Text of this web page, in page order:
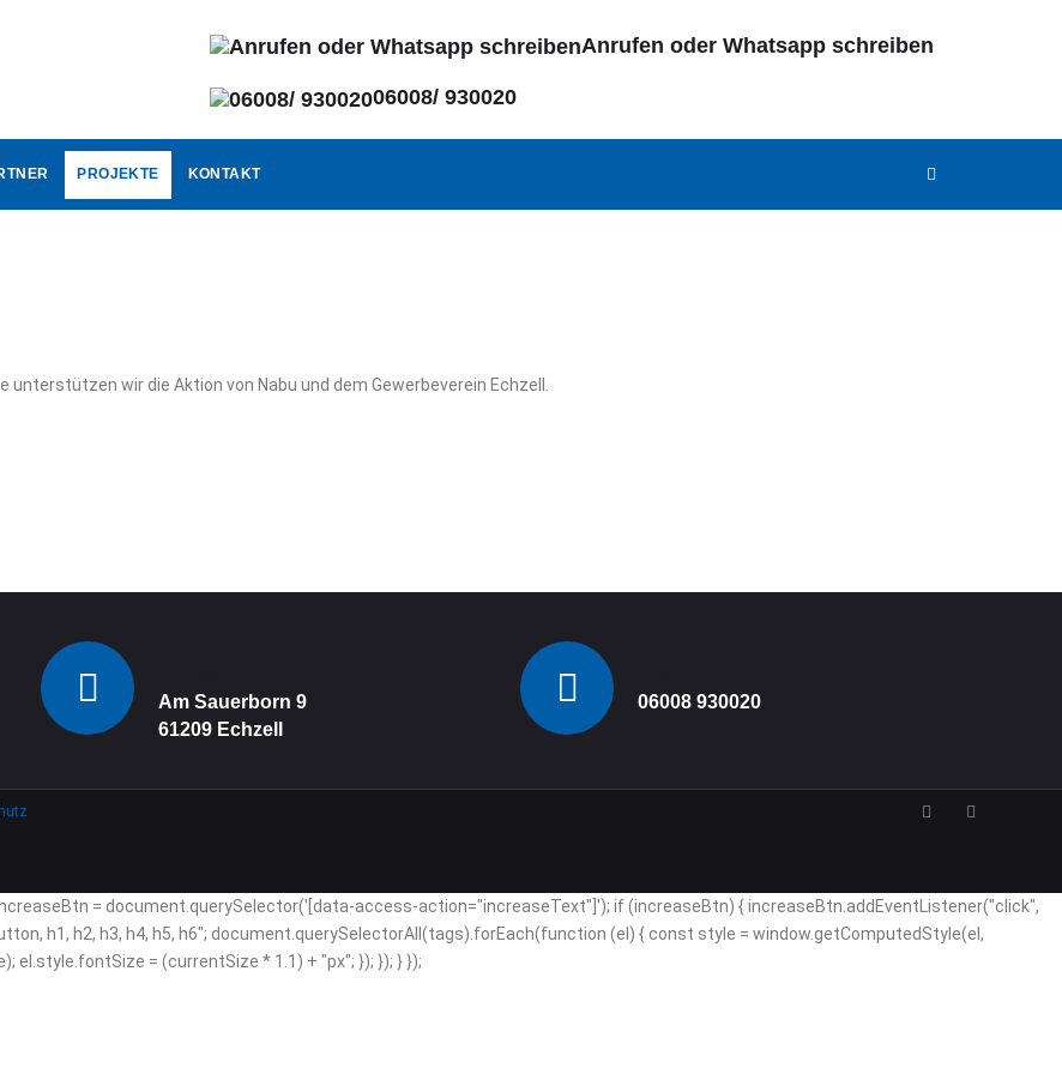
Anrufen oder Whatsapp schreiben
06008/ 930020
PROJEKTE KONTAKT
unterstützen wir die Aktion von Nabu und dem Gewerbeverein Echzell.
Am Sauerborn 9
61209 Echzell
06008 930020
= document.querySelector('[data-access-action="increaseText"]'); if (increaseBtn) { increaseBtn.addEventListener("click",
h1, h2, h3, h4, h5, h6"; document.querySelectorAll(tags).forEach(function (el) { const style = window.getComputedStyle(el,
= (currentSize * 1.1) + "px"; }); }); } });